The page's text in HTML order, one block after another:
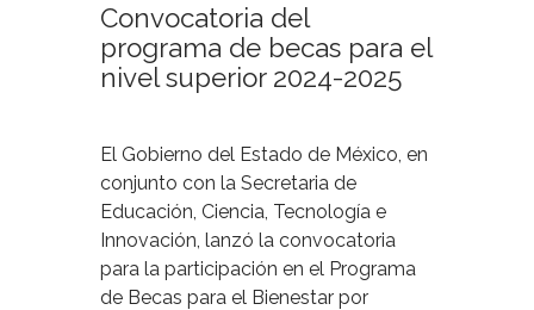
Noticias
Para ti
Convocatoria del
programa de becas para el
nivel superior 2024-2025
El Gobierno del Estado de México, en
conjunto con la Secretaria de
Educación, Ciencia, Tecnología e
Innovación, lanzó la convocatoria
para la participación en el Programa
de Becas para el Bienestar por